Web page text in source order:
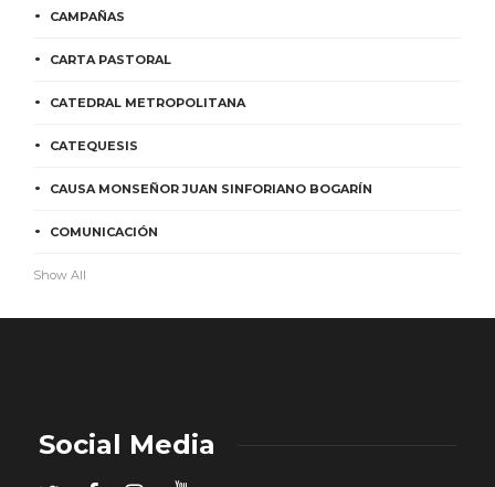
CAMPAÑAS
CARTA PASTORAL
CATEDRAL METROPOLITANA
CATEQUESIS
CAUSA MONSEÑOR JUAN SINFORIANO BOGARÍN
COMUNICACIÓN
Show All
Social Media